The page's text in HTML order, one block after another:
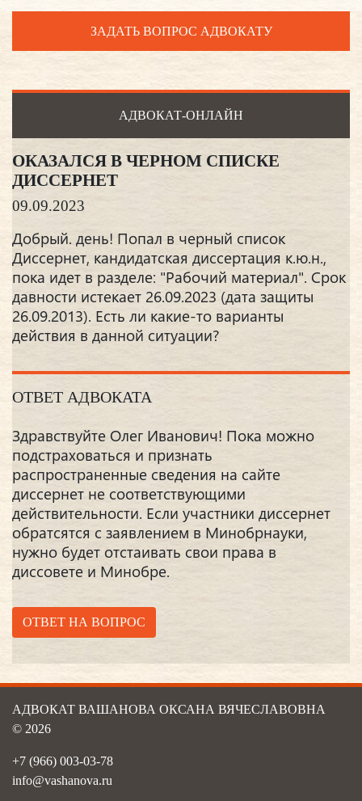
ЗАДАТЬ ВОПРОС АДВОКАТУ
АДВОКАТ-ОНЛАЙН
ОКАЗАЛСЯ В ЧЕРНОМ СПИСКЕ
ДИССЕРНЕТ
09.09.2023
Добрый. день! Попал в черный список
Диссернет, кандидатская диссертация к.ю.н.,
пока идет в разделе: "Рабочий материал". Срок
давности истекает 26.09.2023 (дата защиты
26.09.2013). Есть ли какие-то варианты
действия в данной ситуации?
ОТВЕТ АДВОКАТА
Здравствуйте Олег Иванович! Пока можно
подстраховаться и признать
распространенные сведения на сайте
диссернет не соответствующими
действительности. Если участники диссернет
обратсятся с заявлением в Минобрнауки,
нужно будет отстаивать свои права в
диссовете и Минобре.
ОТВЕТ НА ВОПРОС
АДВОКАТ ВАШАНОВА ОКСАНА ВЯЧЕСЛАВОВНА
© 2026
+7 (966) 003-03-78
info@vashanova.ru